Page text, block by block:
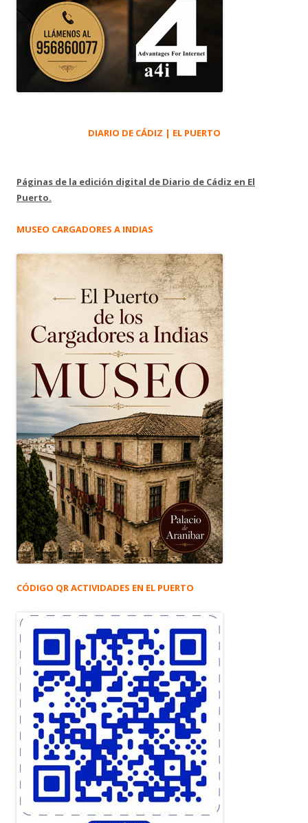
DIARIO DE CÁDIZ | EL PUERTO
Páginas de la edición digital de Diario de Cádiz en El
Puerto.
MUSEO CARGADORES A INDIAS
CÓDIGO QR ACTIVIDADES EN EL PUERTO